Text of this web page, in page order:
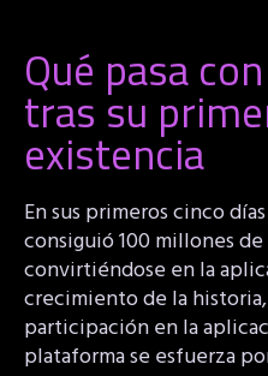
Qué pasa
tras su
existencia
En sus primeros cinco
consiguió 100 millones
convirtiéndose en la
crecimiento de la
participación en la
plataforma se esfuerza